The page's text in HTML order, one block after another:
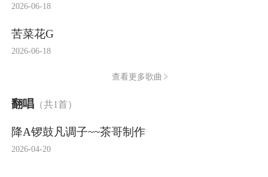
2026-06-18
苦菜花G
2026-06-18
查看更多歌曲
翻唱 （共1首）
降A锣鼓凡调子~~茶哥制作
2026-04-20